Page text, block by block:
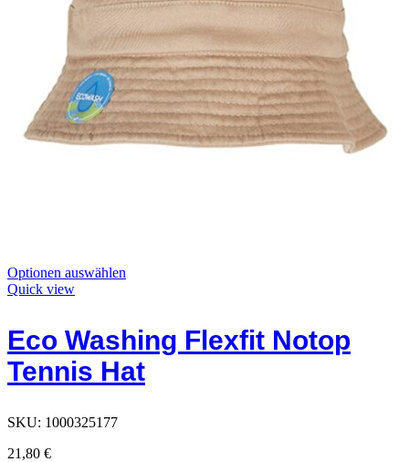
Optionen auswählen
die
auf
der
Produktseite
Quick view
Eco Washing Flexfit Notop
Tennis Hat
SKU: 1000325177
21,80 €